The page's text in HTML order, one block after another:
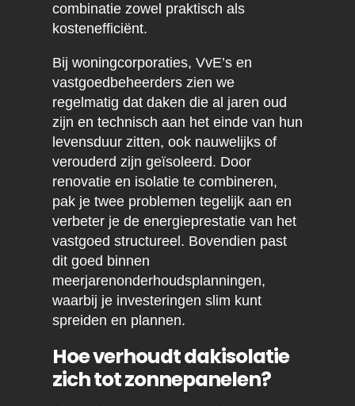
combinatie zowel praktisch als
kostenefficiënt.
Bij woningcorporaties, VvE’s en
vastgoedbeheerders zien we
regelmatig dat daken die al jaren oud
zijn en technisch aan het einde van hun
levensduur zitten, ook nauwelijks of
verouderd zijn geïsoleerd. Door
renovatie en isolatie te combineren,
pak je twee problemen tegelijk aan en
verbeter je de energieprestatie van het
vastgoed structureel. Bovendien past
dit goed binnen
meerjarenonderhoudsplanningen,
waarbij je investeringen slim kunt
spreiden en plannen.
Hoe verhoudt dakisolatie
zich tot zonnepanelen?